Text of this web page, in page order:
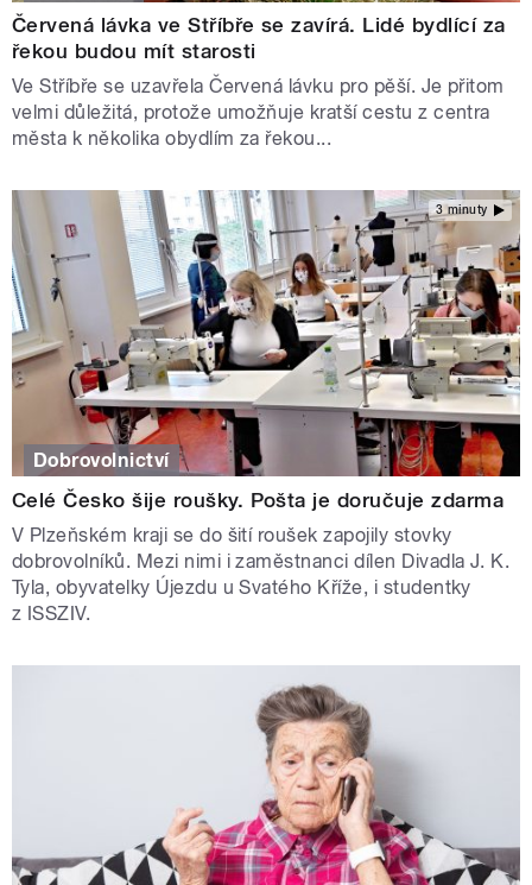
Červená lávka ve Stříbře se zavírá. Lidé bydlící za
řekou budou mít starosti
Ve Stříbře se uzavřela Červená lávku pro pěší. Je přitom
velmi důležitá, protože umožňuje kratší cestu z centra
města k několika obydlím za řekou...
3 minuty
Dobrovolnictví
Celé Česko šije roušky. Pošta je doručuje zdarma
V Plzeňském kraji se do šití roušek zapojily stovky
dobrovolníků. Mezi nimi i zaměstnanci dílen Divadla J. K.
Tyla, obyvatelky Újezdu u Svatého Kříže, i studentky
z ISSZIV.